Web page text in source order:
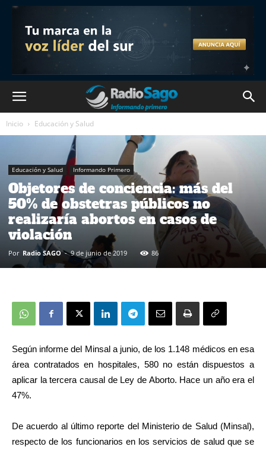
Inicio Educación y Salud
Educación y Salud Informando Primero
Objetores de conciencia: más del
50% de obstetras públicos no
realizaría abortos en casos de
violación
Por Radio SAGO - 9 de junio de 2019 86
Según informe del Minsal a junio, de los 1.148 médicos en esa
área contratados en hospitales, 580 no están dispuestos a
aplicar la tercera causal de Ley de Aborto. Hace un año era el
47%.
De acuerdo al último reporte del Ministerio de Salud (Minsal),
respecto de los funcionarios en los servicios de salud que se